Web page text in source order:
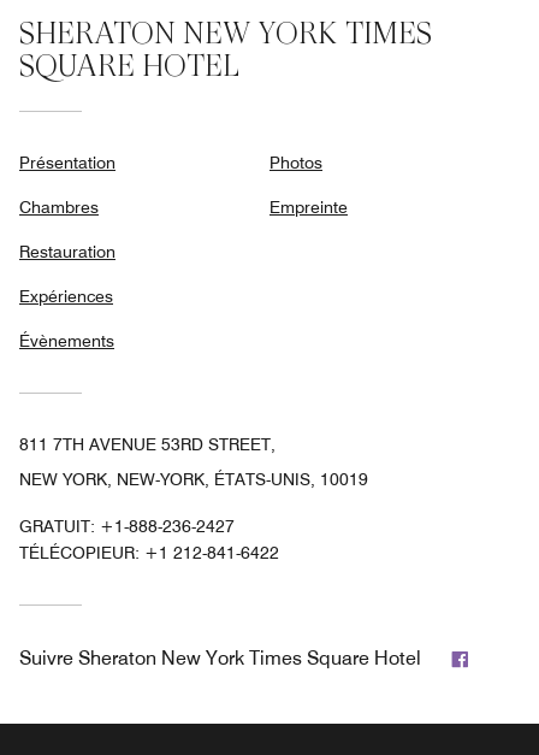
SHERATON NEW YORK TIMES
SQUARE HOTEL
Présentation
Chambres
Restauration
Expériences
Évènements
Photos
Empreinte
811 7TH AVENUE 53RD STREET,
NEW YORK, NEW-YORK, ÉTATS-UNIS, 10019
GRATUIT: +1-888-236-2427
TÉLÉCOPIEUR: +1 212-841-6422
Suivre Sheraton New York Times Square Hotel